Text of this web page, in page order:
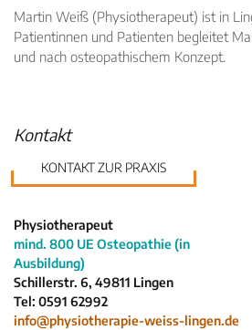
Martin Weiß (Physiotherapeut) ist in
Patientinnen und Patienten begleitet
und nach osteopathischem Konzept.
Kontakt
KONTAKT ZUR PRAXIS
Physiotherapeut
mind. 800 UE Osteopathie (in
Ausbildung)
Schillerstr. 6, 49811 Lingen
Tel: 0591 62992
info@physiotherapie-weiss-lingen.de
Therapeuten
Schulen
Neuigkeiten
Kleinanzeigen
Veranstaltungen
Inhaltsseiten